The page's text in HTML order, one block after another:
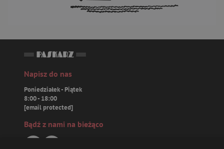
Napisz do nas
Poniedziałek - Piątek
8:00 - 18:00
[email protected]
Bądź z nami na bieżąco